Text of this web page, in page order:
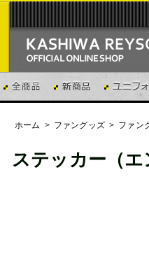
ホーム > ファングッズ > ファン
ステッカー（